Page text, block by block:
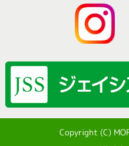
Copyright (C)